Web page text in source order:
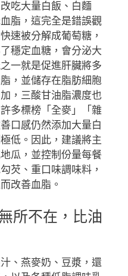
吃大量白飯、白麵
脂，這完全是錯誤觀
速被分解成葡萄糖，
穩定血糖，會分泌大
一就是促進肝臟將多
，並儲存在脂肪細胞
，三酸甘油脂濃度也
多標榜「全麥」「雜
口感仍然添加大量白
低。因此，建議將主
瓜，並控制份量每餐
芡、重口味調味料，
改善血脂。
所不在，比油
、燕麥奶、豆漿，還